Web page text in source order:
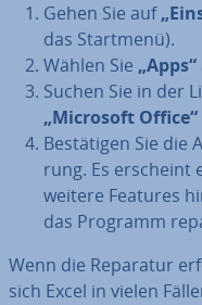
Gehen Sie auf
das Startmenü).
Wählen Sie „Apps“
Suchen Sie in der
„Microsoft Office“
Be­stä­ti­gen Sie die
rung. Es erscheint
weitere Features
das Programm
Wenn die Reparatur
sich Excel in vielen